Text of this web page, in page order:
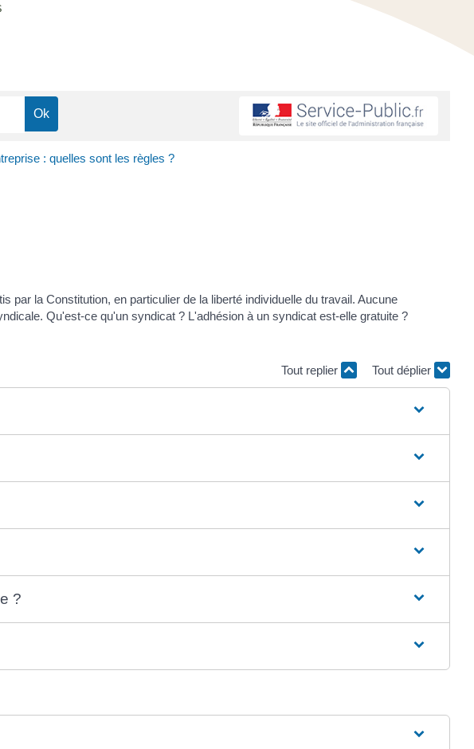
: quelles sont les règles ?
la Constitution, en particulier de la liberté individuelle du travail. Aucune
Qu'est-ce qu'un syndicat ? L'adhésion à un syndicat est-elle gratuite ?
Tout replier Tout déplier
?